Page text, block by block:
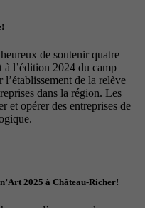
de soutenir quatre
à l’édition 2024 du camp
de la relève
dans la région. Les
et opérer des entreprises de
2025 à Château-Richer!